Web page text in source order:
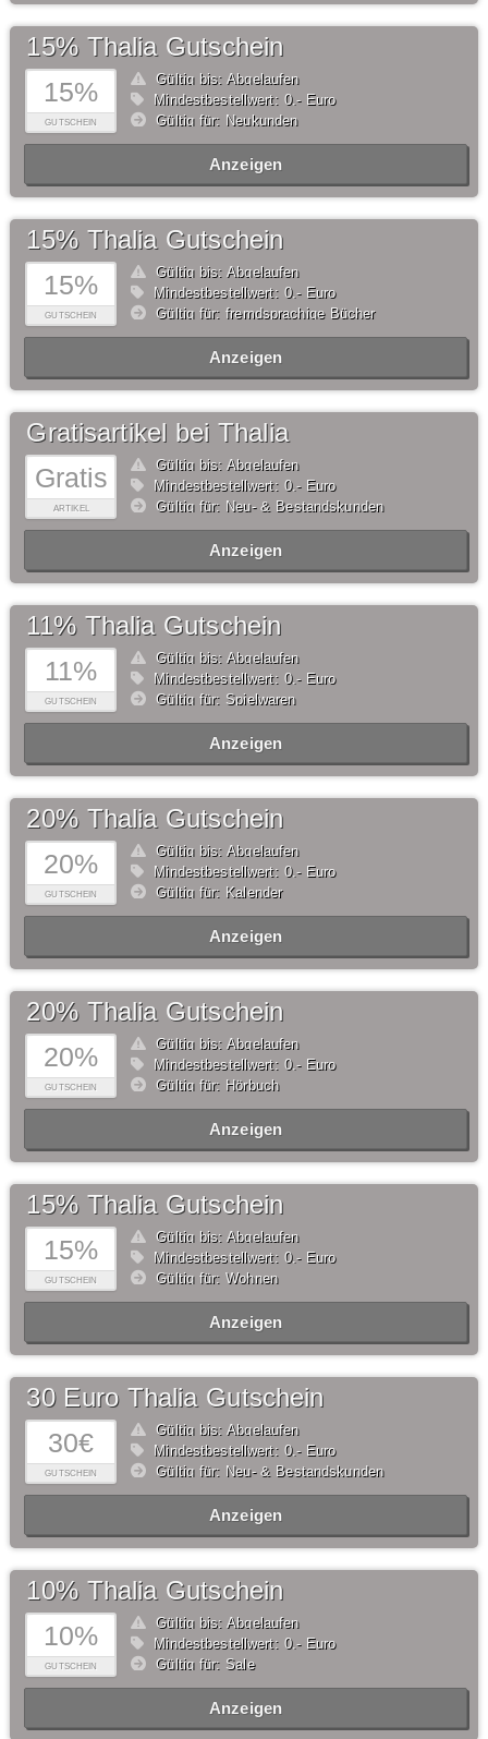
15%
GUTSCHEIN
15% Thalia Gutschein
Gültig bis: Abgelaufen
Mindestbestellwert: 0,- Euro
Gültig für: Neukunden
Anzeigen
15%
GUTSCHEIN
15% Thalia Gutschein
Gültig bis: Abgelaufen
Mindestbestellwert: 0,- Euro
Gültig für: fremdsprachige Bücher
Anzeigen
Gratis
ARTIKEL
Gratisartikel bei Thalia
Gültig bis: Abgelaufen
Mindestbestellwert: 0,- Euro
Gültig für: Neu- & Bestandskunden
Anzeigen
11%
GUTSCHEIN
11% Thalia Gutschein
Gültig bis: Abgelaufen
Mindestbestellwert: 0,- Euro
Gültig für: Spielwaren
Anzeigen
20%
GUTSCHEIN
20% Thalia Gutschein
Gültig bis: Abgelaufen
Mindestbestellwert: 0,- Euro
Gültig für: Kalender
Anzeigen
20%
GUTSCHEIN
20% Thalia Gutschein
Gültig bis: Abgelaufen
Mindestbestellwert: 0,- Euro
Gültig für: Hörbuch
Anzeigen
15%
GUTSCHEIN
15% Thalia Gutschein
Gültig bis: Abgelaufen
Mindestbestellwert: 0,- Euro
Gültig für: Wohnen
Anzeigen
30€
GUTSCHEIN
30 Euro Thalia Gutschein
Gültig bis: Abgelaufen
Mindestbestellwert: 0,- Euro
Gültig für: Neu- & Bestandskunden
Anzeigen
10%
GUTSCHEIN
10% Thalia Gutschein
Gültig bis: Abgelaufen
Mindestbestellwert: 0,- Euro
Gültig für: Sale
Anzeigen